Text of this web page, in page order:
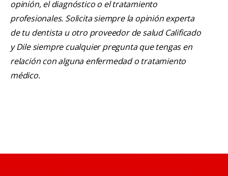
opinión, el diagnóstico o el tratamiento
profesionales. Solicita siempre la opinión experta
de tu dentista u otro proveedor de salud Calificado
y Dile siempre cualquier pregunta que tengas en
relación con alguna enfermedad o tratamiento
médico.